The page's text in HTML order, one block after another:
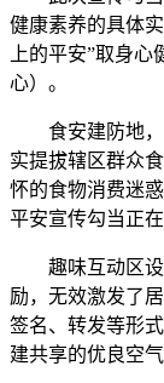
健康素养的具体
上的平安”取身
心）。
食安建防地，
实提拔辖区群众
怀的食物消费迷
平安宣传勾当正
趣味互动区设
励，无效激发了
签名、转发等形
建共享的优良空气